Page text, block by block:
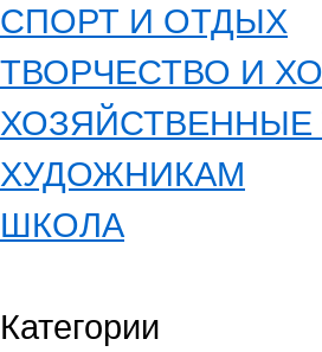
СПОРТ И ОТДЫХ
ТВОРЧЕСТВО И
ХОЗЯЙСТВЕННЫЕ
ХУДОЖНИКАМ
ШКОЛА
Категории